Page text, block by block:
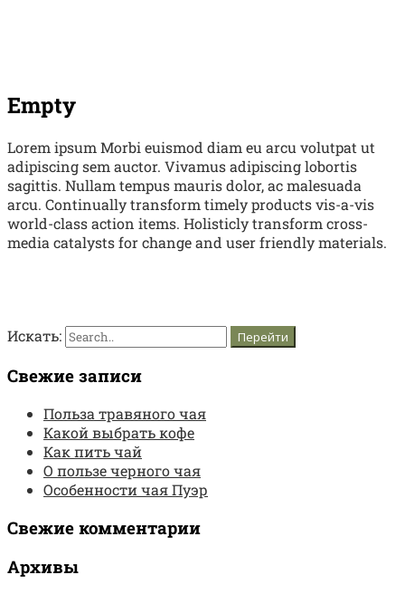
Empty
Lorem ipsum Morbi euismod diam eu arcu volutpat ut
adipiscing sem auctor. Vivamus adipiscing lobortis
sagittis. Nullam tempus mauris dolor, ac malesuada
arcu. Continually transform timely products vis-a-vis
world-class action items. Holisticly transform cross-
media catalysts for change and user friendly materials.
Искать:
Свежие записи
Польза травяного чая
Какой выбрать кофе
Как пить чай
О пользе черного чая
Особенности чая Пуэр
Свежие комментарии
Архивы